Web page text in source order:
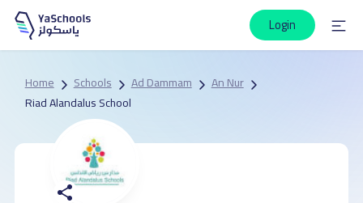
Login
Home Schools Ad Dammam
An Nur
Riad Alandalus School